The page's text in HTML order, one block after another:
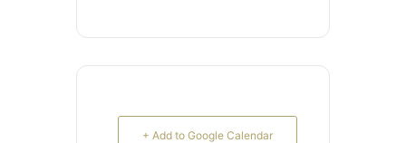
+ Add to Google Calendar